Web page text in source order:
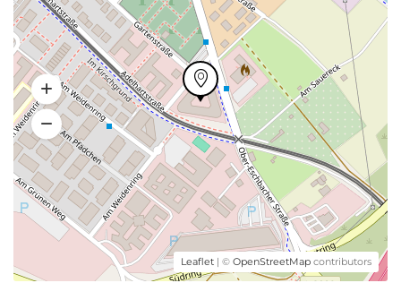
Leaflet | © OpenStreetMap contributors